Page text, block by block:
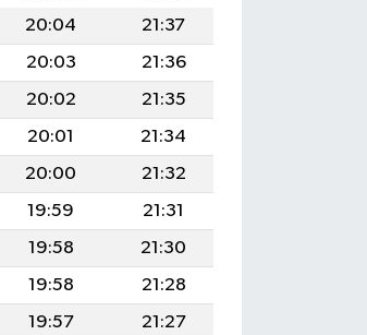
20:04
21:37
20:03
21:36
20:02
21:35
20:01
21:34
20:00
21:32
19:59
21:31
19:58
21:30
19:58
21:28
19:57
21:27